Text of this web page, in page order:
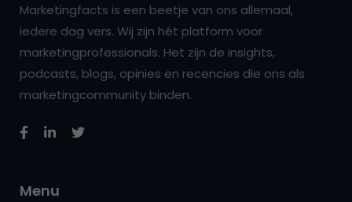
Marketingfacts is een beetje van ons allemaal,
iedere dag vers. Wij zijn hét platform voor
marketingprofessionals. Het zijn de insights,
podcasts, blogs, opinies en recencies die ons als
marketingcommunity binden.
Menu